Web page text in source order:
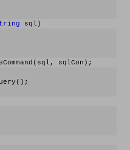
sql)
sqlCon);